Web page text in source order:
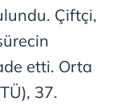
Çiftçi,
etti. Orta
37.